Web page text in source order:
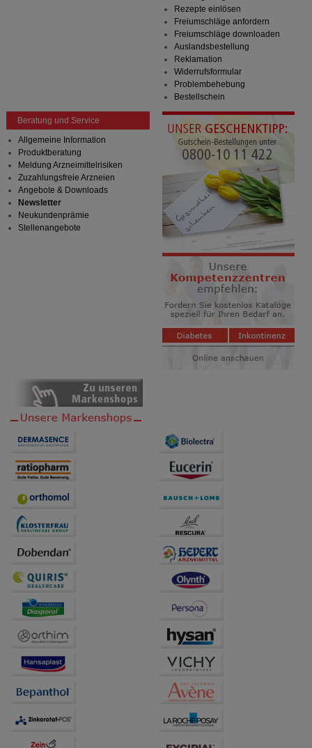
Drittseiten möglichst relevant für Sie zu gestalten.
Bitte beachten Sie, dass Daten hierfür teilweise an
Dritte wie z.B. Google oder soziale Medien
Rezepte einlösen
Freiumschläge anfordern
Freiumschläge downloaden
Auslandsbestellung
Reklamation
Widerrufsformular
Problembehebung
Bestellschein
Beratung und Service
Allgemeine Information
Produktberatung
Meldung Arzneimittelrisiken
Zuzahlungsfreie Arzneien
Angebote & Downloads
Newsletter
Neukundenprämie
Stellenangebote